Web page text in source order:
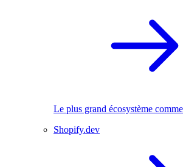
Le plus grand écosystème
Shopify.dev